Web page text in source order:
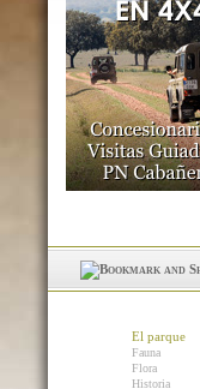
El parque
Fauna
Flora
Historia